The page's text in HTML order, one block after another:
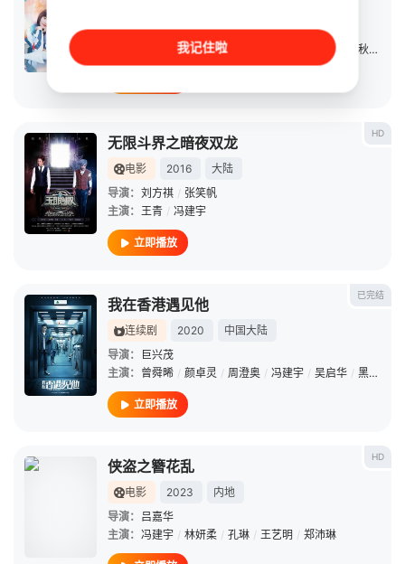
导演：邓展能
/ 季美含 / 叶啸秋 /
HD
无限斗界之暗夜双龙
电影 2016
大陆
导演： 刘方祺 / 张笑帆
主演： 王青 / 冯建宇
立即播放
已完结
我在香港遇见他
连续剧 2020
中国大陆
导演：
巨兴茂
主演： 曾舜晞 / 颜卓灵 / 周澄奥 / 冯建宇 / 吴启华 / 黑子
立即播放
HD
侠盗之簪花乱
电影 2023
内地
导演： 吕嘉华
主演： 冯建宇 / 林妍柔 / 孔琳 / 王艺明 / 郑沛琳
我记住啦